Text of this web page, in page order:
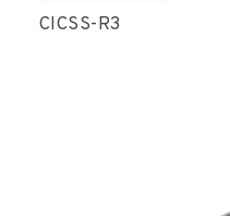
CICSS-R3